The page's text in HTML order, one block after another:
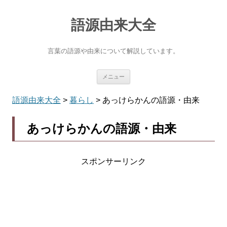
語源由来大全
言葉の語源や由来について解説しています。
メニュー
ン
ツ
ス
キ
語源由来大全 > 暮らし > あっけらかんの語源・由来
あっけらかんの語源・由来
スポンサーリンク